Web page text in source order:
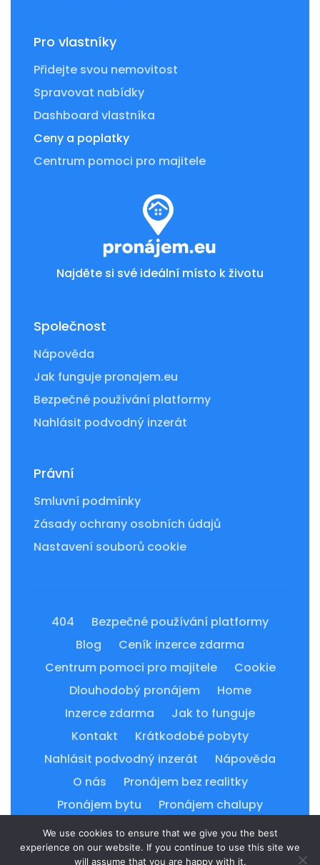
Pro vlastníky
Přidejte svou nemovitost
Spravovat nabídky
Dashboard vlastníka
Ceny a poplatky
Centrum pomoci pro majitele
Najděte si své ideální místo k životu
Společnost
Nápověda
Jak funguje pronajem.eu
Bezpečné používání platformy
Nahlásit podvodný inzerát
Právní
Smluvní podmínky
Zásady ochrany osobních údajů
Nastavení souborů cookie
404
Bezpečné používání platformy
Blog
Ceník inzerce zdarma
Centrum pomoci pro majitele
Cookie
Dlouhodobý pronájem
Home
Inzerce zdarma
Jak to funguje
Kontakt
Krátkodobé pobyty
Nahlásit podvodný inzerát
Nápověda
O nás
Pronájem bez realitky
Pronájem bytu
Pronájem chalupy
Pronájem chaty
Pronájem domu
Smluvní podmínky
Vyhledávání
We use cookies to ensure that we give you the best
experience on our website. If you continue to use this site we
will assume that you are happy with it.